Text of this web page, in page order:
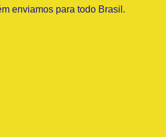
enviamos para todo Brasil.